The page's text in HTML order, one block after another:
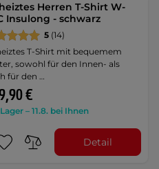
Herren T-Shirt W-
Insulong - schwarz
5 (14)
T-Shirt mit bequemem
sowohl für den Innen- als
für den …
€
– 11.8. bei Ihnen
Detail